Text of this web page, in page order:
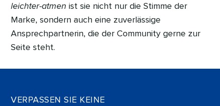
leichter-atmen ist sie nicht nur die Stimme der
Marke, sondern auch eine zuverlässige
Ansprechpartnerin, die der Community gerne zur
Seite steht.
VERPASSEN SIE KEINE